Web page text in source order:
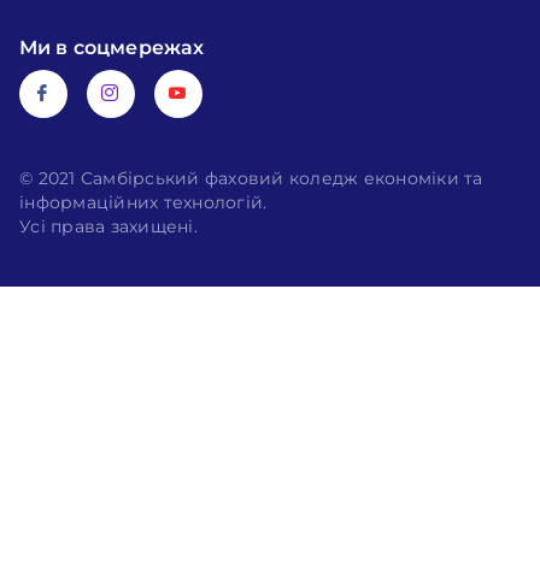
Ми в соцмережах
© 2021 Самбірський фаховий коледж економіки та
інформаційних технологій.
Усі права захищені.